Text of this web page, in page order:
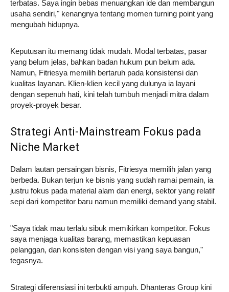
terbatas. Saya ingin bebas menuangkan ide dan membangun
usaha sendiri," kenangnya tentang momen turning point yang
mengubah hidupnya.
Keputusan itu memang tidak mudah. Modal terbatas, pasar
yang belum jelas, bahkan badan hukum pun belum ada.
Namun, Fitriesya memilih bertaruh pada konsistensi dan
kualitas layanan. Klien-klien kecil yang dulunya ia layani
dengan sepenuh hati, kini telah tumbuh menjadi mitra dalam
proyek-proyek besar.
Strategi Anti-Mainstream Fokus pada
Niche Market
Dalam lautan persaingan bisnis, Fitriesya memilih jalan yang
berbeda. Bukan terjun ke bisnis yang sudah ramai pemain, ia
justru fokus pada material alam dan energi, sektor yang relatif
sepi dari kompetitor baru namun memiliki demand yang stabil.
"Saya tidak mau terlalu sibuk memikirkan kompetitor. Fokus
saya menjaga kualitas barang, memastikan kepuasan
pelanggan, dan konsisten dengan visi yang saya bangun,"
tegasnya.
Strategi diferensiasi ini terbukti ampuh. Dhanteras Group kini